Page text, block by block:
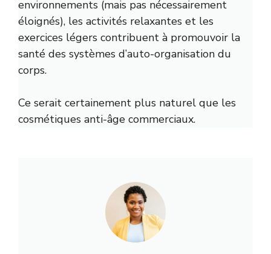
environnements (mais pas nécessairement
éloignés), les activités relaxantes et les
exercices légers contribuent à promouvoir la
santé des systèmes d’auto-organisation du
corps.
Ce serait certainement plus naturel que les
cosmétiques anti-âge commerciaux.